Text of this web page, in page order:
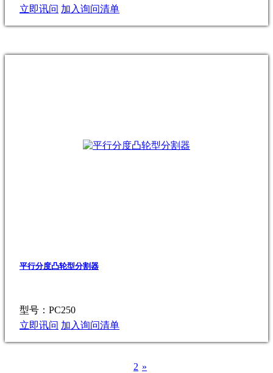
立即讯问 加入询问清单
平行分度凸轮型分割器
型号：PC250
立即讯问 加入询问清单
2 »